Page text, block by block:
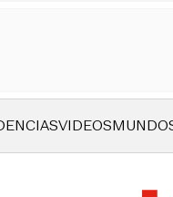
VIDEOSMUNDO